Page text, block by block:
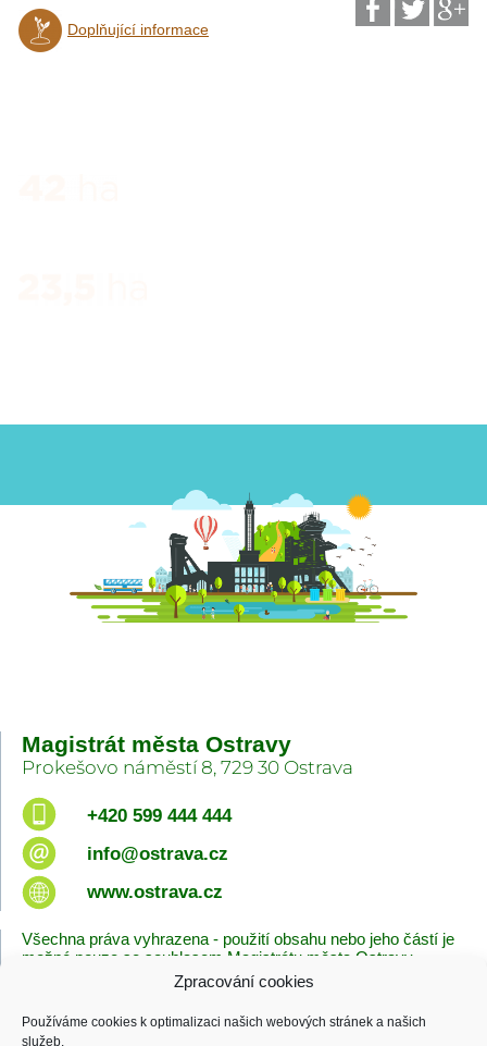
Zpracování cookies
Používáme cookies k optimalizaci našich webových stránek a našich
služeb.
Doplňující informace
Magistrát města Ostravy
Prokešovo náměstí 8, 729 30 Ostrava
+420 599 444 444
info@ostrava.cz
www.ostrava.cz
Všechna práva vyhrazena - použití obsahu nebo jeho částí je
možné pouze se souhlasem Magistrátu města Ostravy.
Zásady cookies
Poslední změna